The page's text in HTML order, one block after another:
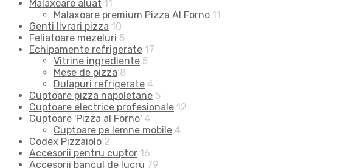
Malaxoare aluat 11
Malaxoare premium Pizza Al Forno 11
Genti livrari pizza 10
Feliatoare mezeluri 5
Echipamente refrigerate 17
Vitrine ingrediente 5
Mese de pizza 8
Dulapuri refrigerate 4
Cuptoare pizza napoletane 5
Cuptoare electrice profesionale 12
Cuptoare 'Pizza al Forno' 4
Cuptoare pe lemne mobile 4
Codex Pizzaiolo 2
Accesorii pentru cuptor 16
Accesorii bancul de lucru 79